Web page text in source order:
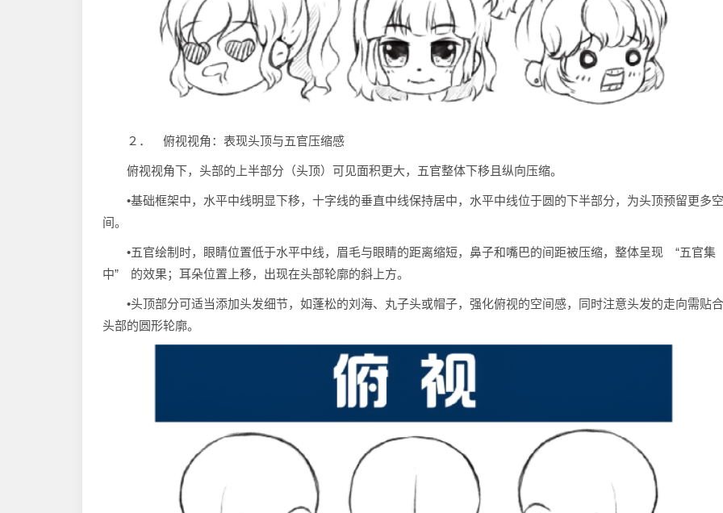
２． 俯视视角：表现头顶与五官压缩感
俯视视角下，头部的上半部分（头顶）可见面积更大，五官整体下移且纵向压缩。
•基础框架中，水平中线明显下移，十字线的垂直中线保持居中，水平中线位于圆的下半部分，为头顶预留更多空
间。
•五官绘制时，眼睛位置低于水平中线，眉毛与眼睛的距离缩短，鼻子和嘴巴的间距被压缩，整体呈现 “五官集
中” 的效果；耳朵位置上移，出现在头部轮廓的斜上方。
•头顶部分可适当添加头发细节，如蓬松的刘海、丸子头或帽子，强化俯视的空间感，同时注意头发的走向需贴合
头部的圆形轮廓。